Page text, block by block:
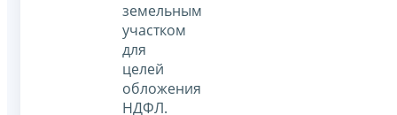
земельным
участком
для
целей
обложения
НДФЛ.